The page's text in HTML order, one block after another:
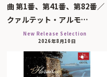
曲 第1番、第41番、第82番／
クァルテット・アルモ…
New Release Selection
2026年8月10日